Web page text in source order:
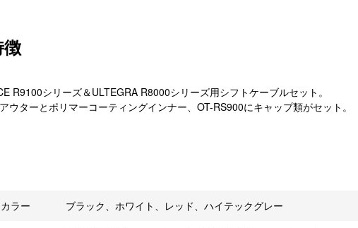
R9100シリーズ＆ULTEGRA R8000シリーズ用シフトケーブルセット。
ウターとポリマーコーティングインナー、OT-RS900にキャップ類がセット。
ラー ブラック、ホワイト、レッド、ハイテックグレー